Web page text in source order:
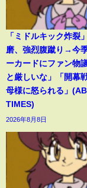
「ミドルキック炸裂
磨、強烈腹蹴り→今
ーカードにファン物
と厳しいな」「開幕
母様に怒られる」
TIMES)
2026年8月8日